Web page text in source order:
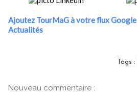
Ajoutez TourMaG à votre flux Google
Actualités
Tags :
Nouveau commentaire :